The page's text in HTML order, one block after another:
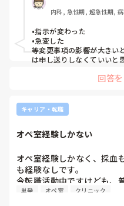
内科, 急性期, 超急性期,
末期, 透析, 保育園・学校,
•指示が変わった
•急変した
等変更事項の影響が大きい
は申し送りしなくていいと
Wordで文章を作って渡し
回答
キャリア・転職
オペ室経験しかない
オペ室経験しかなく、採血
も経験なしです。
今転職活動中ですけども、
すかね(考えてるところは
単発 オペ室 クリニック